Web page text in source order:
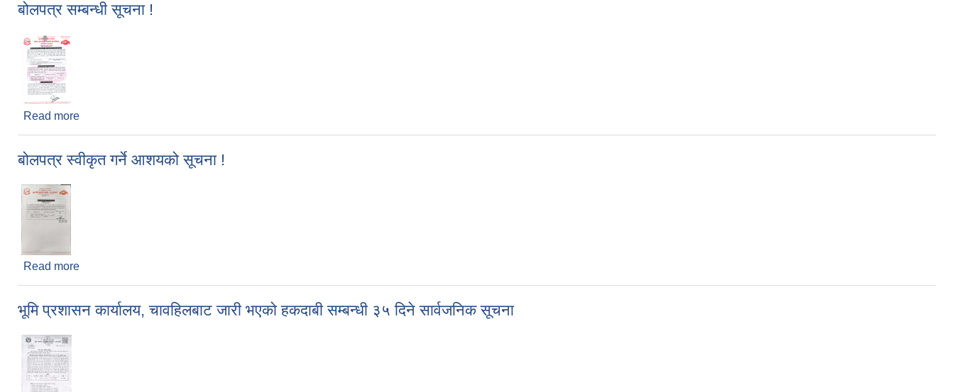
बोलपत्र सम्बन्धी सूचना !
Read more
बोलपत्र स्वीकृत गर्ने आशयको सूचना !
Read more
भूमि प्रशासन कार्यालय, चावहिलबाट जारी भएको हकदाबी सम्बन्धी ३५ दिने सार्वजनिक सूचना